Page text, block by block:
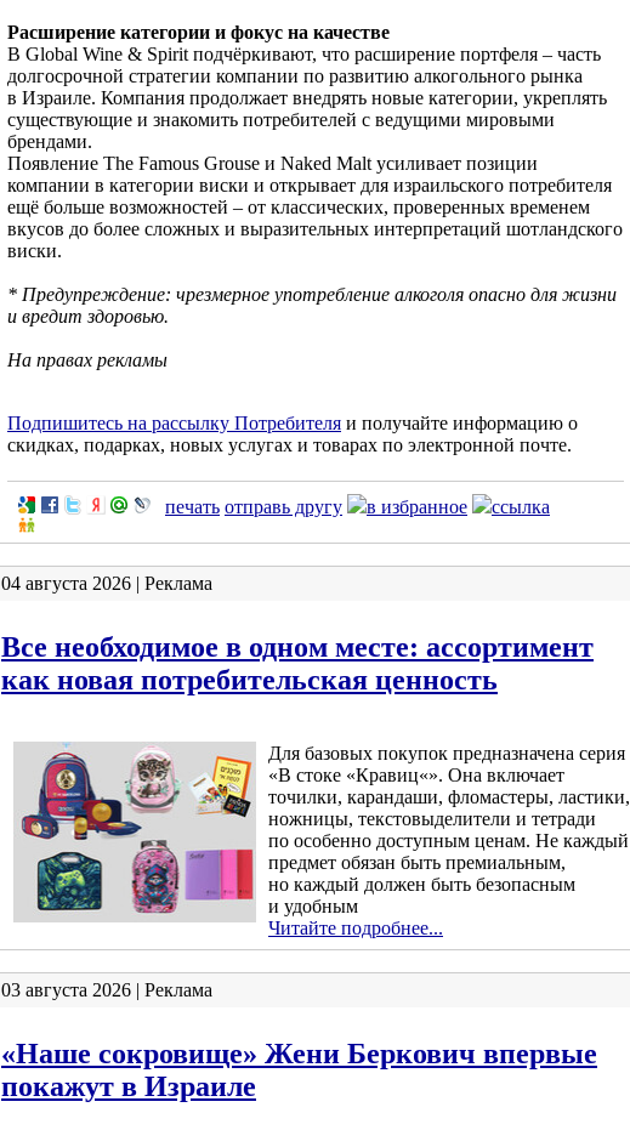
Расширение категории и фокус на качестве
В Global Wine & Spirit подчёркивают, что расширение портфеля – часть
долгосрочной стратегии компании по развитию алкогольного рынка
в Израиле. Компания продолжает внедрять новые категории, укреплять
существующие и знакомить потребителей с ведущими мировыми
брендами.
Появление The Famous Grouse и Naked Malt усиливает позиции
компании в категории виски и открывает для израильского потребителя
ещё больше возможностей – от классических, проверенных временем
вкусов до более сложных и выразительных интерпретаций шотландского
виски.
* Предупреждение: чрезмерное употребление алкоголя опасно для жизни
и вредит здоровью.
На правах рекламы
Подпишитесь на рассылку Потребителя и получайте информацию о
скидках, подарках, новых услугах и товарах по электронной почте.
печать отправь другу в избранное ссылка
04 августа 2026 | Реклама
Все необходимое в одном месте: ассортимент
как новая потребительская ценность
Для базовых покупок предназначена серия
«В стоке «Кравиц«». Она включает
точилки, карандаши, фломастеры, ластики,
ножницы, текстовыделители и тетради
по особенно доступным ценам. Не каждый
предмет обязан быть премиальным,
но каждый должен быть безопасным
и удобным
Читайте подробнее...
03 августа 2026 | Реклама
«Наше сокровище» Жени Беркович впервые
покажут в Израиле